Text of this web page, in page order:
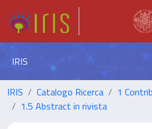
IRIS
IRIS Catalogo Ricerca
1
1.5 Abstract in rivista